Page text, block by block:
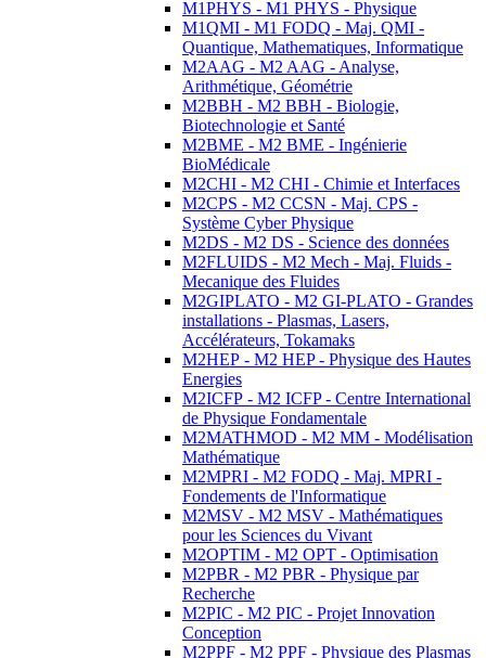
M1PHYS - M1 PHYS - Physique
M1QMI - M1 FODQ - Maj. QMI -
Quantique, Mathematiques, Informatique
M2AAG - M2 AAG - Analyse,
Arithmétique, Géométrie
M2BBH - M2 BBH - Biologie,
Biotechnologie et Santé
M2BME - M2 BME - Ingénierie
BioMédicale
M2CHI - M2 CHI - Chimie et Interfaces
M2CPS - M2 CCSN - Maj. CPS -
Système Cyber Physique
M2DS - M2 DS - Science des données
M2FLUIDS - M2 Mech - Maj. Fluids -
Mecanique des Fluides
M2GIPLATO - M2 GI-PLATO - Grandes
installations - Plasmas, Lasers,
Accélérateurs, Tokamaks
M2HEP - M2 HEP - Physique des Hautes
Energies
M2ICFP - M2 ICFP - Centre International
de Physique Fondamentale
M2MATHMOD - M2 MM - Modélisation
Mathématique
M2MPRI - M2 FODQ - Maj. MPRI -
Fondements de l'Informatique
M2MSV - M2 MSV - Mathématiques
pour les Sciences du Vivant
M2OPTIM - M2 OPT - Optimisation
M2PBR - M2 PBR - Physique par
Recherche
M2PIC - M2 PIC - Projet Innovation
Conception
M2PPF - M2 PPF - Physique des Plasmas